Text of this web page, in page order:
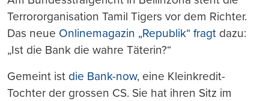
Terrororganisation Tamil Tigers vor dem Richter.
Das neue Onlinemagazin „Republik“ fragt dazu:
„Ist die Bank die wahre Täterin?“
Gemeint ist die Bank-now, eine Kleinkredit-
Tochter der grossen CS. Sie hat ihren Sitz im